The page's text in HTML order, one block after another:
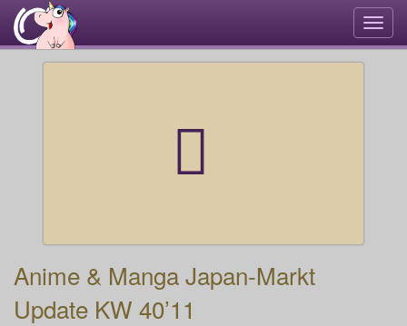
Anime & Manga Japan-Markt
Update KW 40’11